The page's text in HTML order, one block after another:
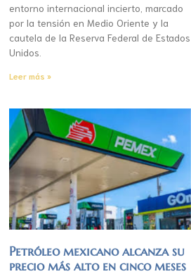
entorno internacional incierto, marcado
por la tensión en Medio Oriente y la
cautela de la Reserva Federal de Estados
Unidos.
Leer más »
Petróleo mexicano alcanza su
precio más alto en cinco meses